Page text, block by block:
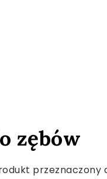
zębów
przeznaczony